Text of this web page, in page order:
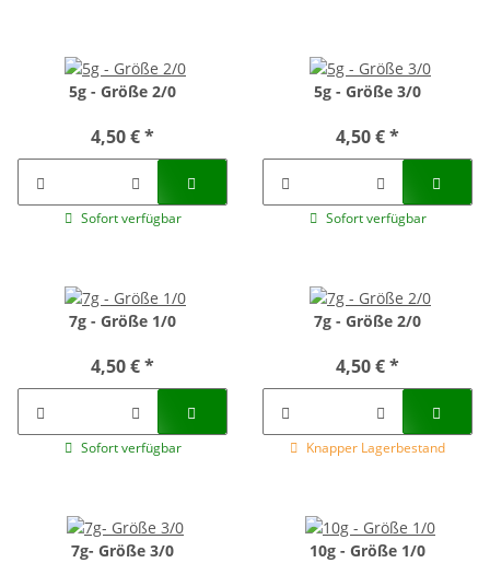
5g - Größe 2/0
4,50 €*
Sofort verfügbar
5g - Größe 3/0
4,50 €*
Sofort verfügbar
7g - Größe 1/0
4,50 €*
Sofort verfügbar
7g - Größe 2/0
4,50 €*
Knapper Lagerbestand
7g- Größe 3/0 10g - Größe 1/0